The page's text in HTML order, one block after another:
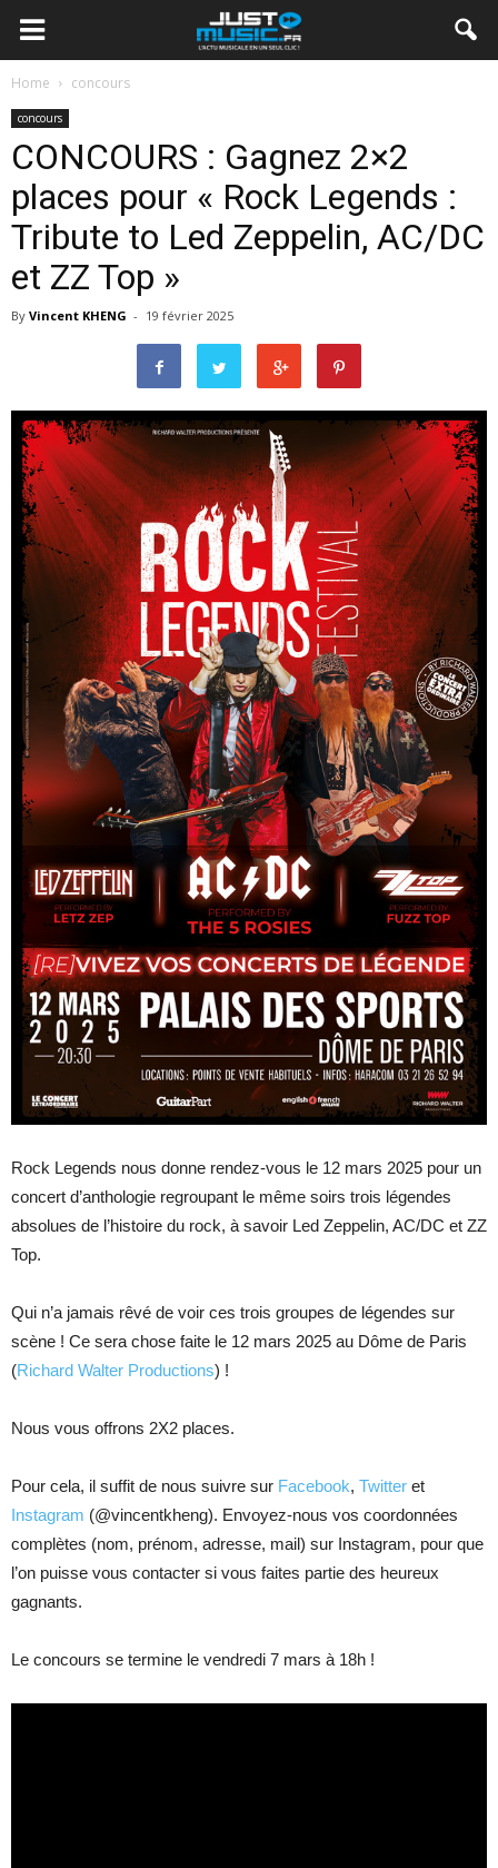
Home concours
concours
CONCOURS : Gagnez 2×2
places pour « Rock Legends :
Tribute to Led Zeppelin, AC/DC
et ZZ Top »
By Vincent KHENG - 19 février 2025
Rock Legends nous donne rendez-vous le 12 mars 2025 pour un
concert d’anthologie regroupant le même soirs trois légendes
absolues de l’histoire du rock, à savoir Led Zeppelin, AC/DC et ZZ
Top.
Qui n’a jamais rêvé de voir ces trois groupes de légendes sur
scène ! Ce sera chose faite le 12 mars 2025 au Dôme de Paris
(Richard Walter Productions) !
Nous vous offrons 2X2 places.
Pour cela, il suffit de nous suivre sur Facebook, Twitter et
Instagram (@vincentkheng). Envoyez-nous vos coordonnées
complètes (nom, prénom, adresse, mail) sur Instagram, pour que
l’on puisse vous contacter si vous faites partie des heureux
gagnants.
Le concours se termine le vendredi 7 mars à 18h !